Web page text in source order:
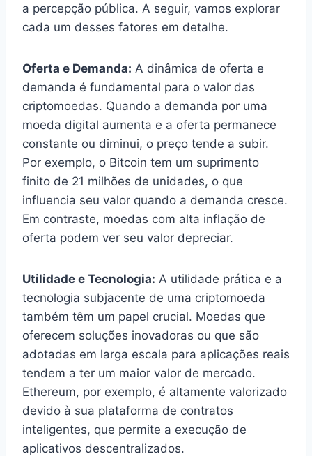
a percepção pública. A seguir, vamos explorar
cada um desses fatores em detalhe.
Oferta e Demanda: A dinâmica de oferta e
demanda é fundamental para o valor das
criptomoedas. Quando a demanda por uma
moeda digital aumenta e a oferta permanece
constante ou diminui, o preço tende a subir.
Por exemplo, o Bitcoin tem um suprimento
finito de 21 milhões de unidades, o que
influencia seu valor quando a demanda cresce.
Em contraste, moedas com alta inflação de
oferta podem ver seu valor depreciar.
Utilidade e Tecnologia: A utilidade prática e a
tecnologia subjacente de uma criptomoeda
também têm um papel crucial. Moedas que
oferecem soluções inovadoras ou que são
adotadas em larga escala para aplicações reais
tendem a ter um maior valor de mercado.
Ethereum, por exemplo, é altamente valorizado
devido à sua plataforma de contratos
inteligentes, que permite a execução de
aplicativos descentralizados.